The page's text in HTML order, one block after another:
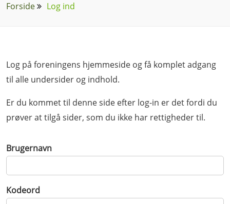
Forside Log ind
Log på foreningens hjemmeside og få komplet adgang
til alle undersider og indhold.
Er du kommet til denne side efter log-in er det fordi du
prøver at tilgå sider, som du ikke har rettigheder til.
Brugernavn
Kodeord